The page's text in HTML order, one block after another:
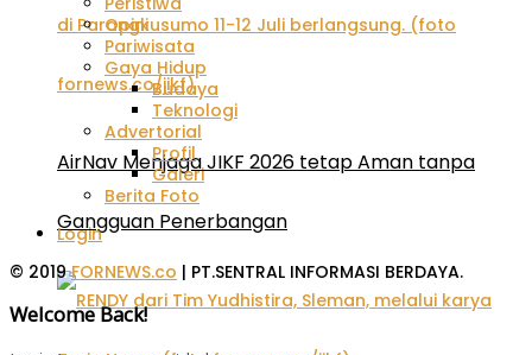
AirNav Menjaga JIKF 2026 tetap Aman tanpa
Gangguan Penerbangan
Opini
Pariwisata
Gaya Hidup
Budaya
Teknologi
Advertorial
Profil
Galeri
Berita Foto
Login
© 2019FORNEWS.co | PT.SENTRAL INFORMASI BERDAYA.
Welcome Back!